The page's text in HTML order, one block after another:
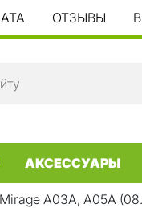
ОТЗЫВЫ
АКСЕССУАРЫ
А03А, А05А